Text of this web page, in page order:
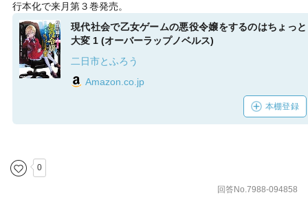
行本化で来月第３巻発売。
現代社会で乙女ゲームの悪役令嬢をするのはちょっと
大変 1 (オーバーラップノベルス)
二日市とふろう
Amazon.co.jp
本棚登録
0
回答No.7988-094858